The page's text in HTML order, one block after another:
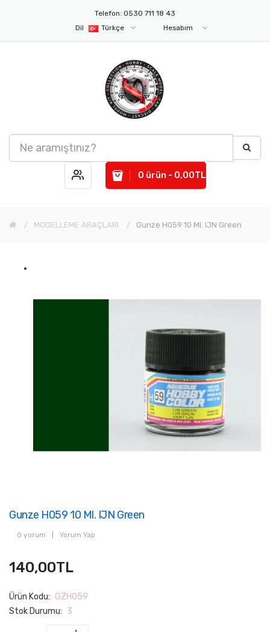
Telefon: 0530 711 18 43
Dil
Türkçe Hesabım
0 ürün - 0,00TL
MODELLEME ARAÇLARI Gunze H059 10 Ml. IJN Green
Gunze H059 10 Ml. IJN Green
0 yorum Yorum Yap
140,00TL
Ürün Kodu: GZH059
Stok Durumu: 3